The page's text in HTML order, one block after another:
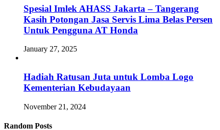
Spesial Imlek AHASS Jakarta – Tangerang
Kasih Potongan Jasa Servis Lima Belas Persen
Untuk Pengguna AT Honda
January 27, 2025
Hadiah Ratusan Juta untuk Lomba Logo
Kementerian Kebudayaan
November 21, 2024
Random Posts